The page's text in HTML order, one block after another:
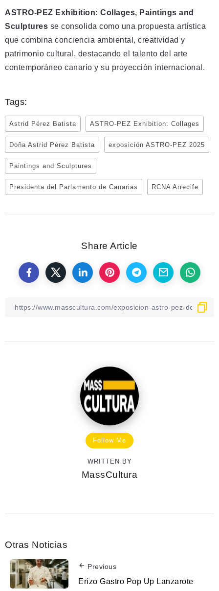
ASTRO-PEZ Exhibition: Collages, Paintings and
Sculptures se consolida como una propuesta artística
que combina conciencia ambiental, creatividad y
patrimonio cultural, destacando el talento del arte
contemporáneo canario y su proyección internacional.
Tags:
Astrid Pérez Batista ASTRO-PEZ Exhibition: Collages
Doña Astrid Pérez Batista exposición ASTRO-PEZ 2025
Paintings and Sculptures
Presidenta del Parlamento de Canarias RCNA Arrecife
Share Article
Follow Me
WRITTEN BY
MassCultura
Otras Noticias
Previous
Erizo Gastro Pop Up Lanzarote